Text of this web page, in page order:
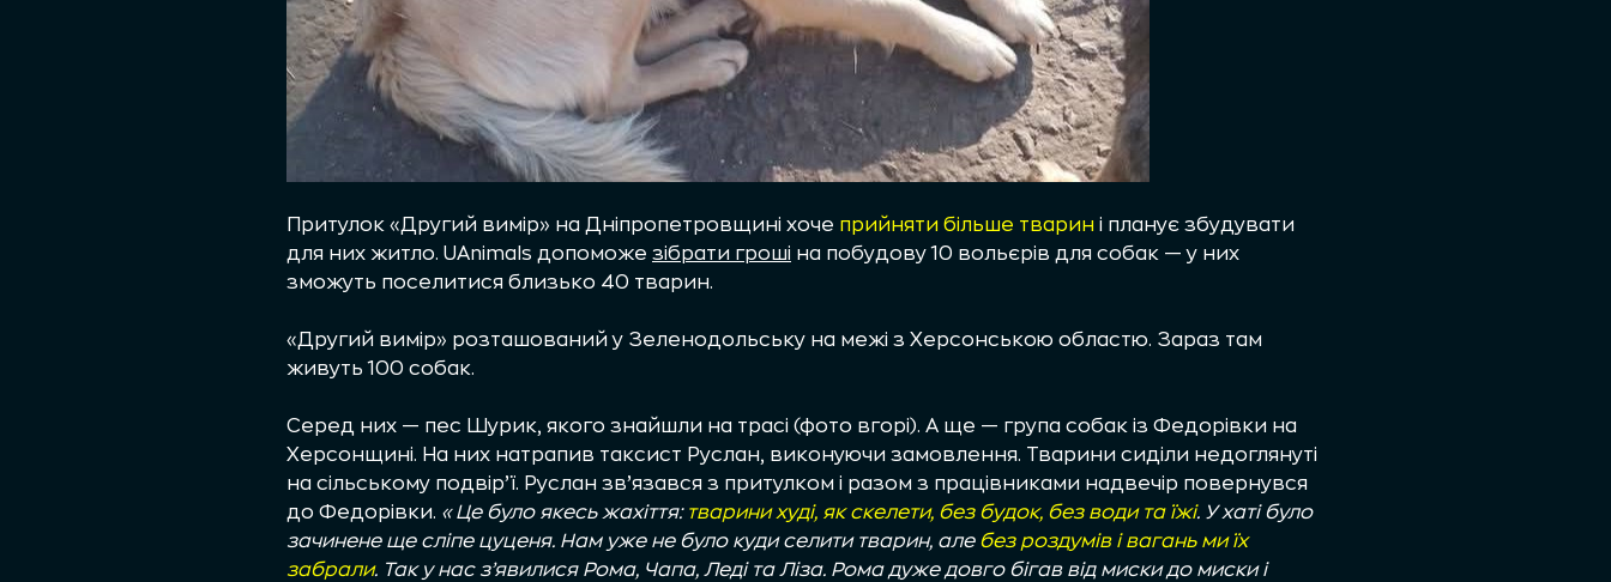
Притулок «Другий вимір» на Дніпропетровщині хоче прийняти більше тварин і планує збудувати
для них житло. UAnimals допоможе зібрати гроші на побудову 10 вольєрів для собак — у них
зможуть поселитися близько 40 тварин.
«Другий вимір» розташований у Зеленодольську на межі з Херсонською областю. Зараз там
живуть 100 собак.
Серед них — пес Шурик, якого знайшли на трасі (фото вгорі). А ще — група собак із Федорівки на
Херсонщині. На них натрапив таксист Руслан, виконуючи замовлення. Тварини сиділи недоглянуті
на сільському подвір’ї. Руслан зв’язався з притулком і разом з працівниками надвечір повернувся
до Федорівки. «Це було якесь жахіття: тварини худі, як скелети, без будок, без води та їжі. У хаті було
зачинене ще сліпе цуценя. Нам уже не було куди селити тварин, але без роздумів і вагань ми їх
забрали. Так у нас з’явилися Рома, Чапа, Леді та Ліза. Рома дуже довго бігав від миски до миски і